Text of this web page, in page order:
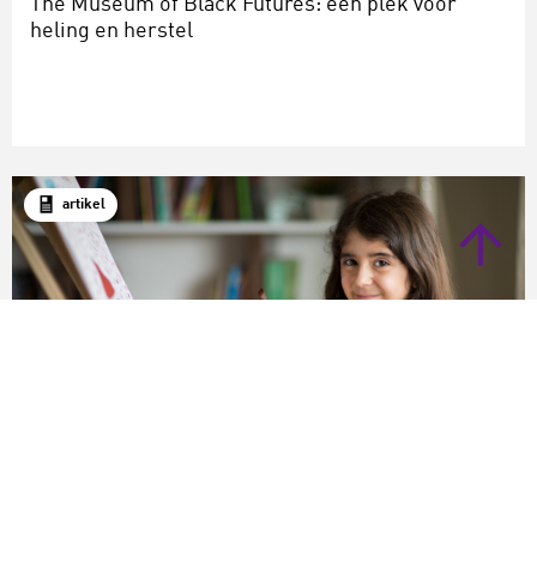
The Museum of Black Futures: een plek voor
heling en herstel
artikel